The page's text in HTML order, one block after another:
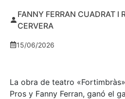
FANNY FERRAN CUADRAT I
CERVERA
15/06/2026
La obra de teatro «Fortimbràs»
Pros y Fanny Ferran, ganó el